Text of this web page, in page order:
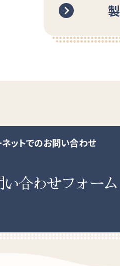
ネットでのお問い合わせ
い合わせフォーム